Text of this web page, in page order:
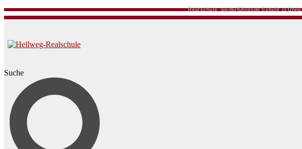
Realschule, weiterführende Schule in Unna
Suche